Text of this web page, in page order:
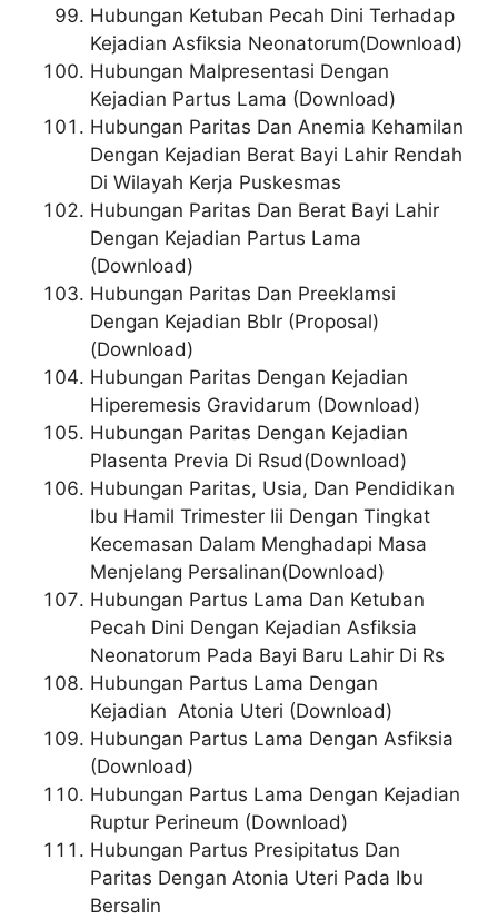
Hubungan Ketuban Pecah Dini Terhadap
Kejadian Asfiksia Neonatorum(Download)
Hubungan Malpresentasi Dengan
Kejadian Partus Lama (Download)
Hubungan Paritas Dan Anemia Kehamilan
Dengan Kejadian Berat Bayi Lahir Rendah
Di Wilayah Kerja Puskesmas
Hubungan Paritas Dan Berat Bayi Lahir
Dengan Kejadian Partus Lama
(Download)
Hubungan Paritas Dan Preeklamsi
Dengan Kejadian Bblr (Proposal)
(Download)
Hubungan Paritas Dengan Kejadian
Hiperemesis Gravidarum (Download)
Hubungan Paritas Dengan Kejadian
Plasenta Previa Di Rsud(Download)
Hubungan Paritas, Usia, Dan Pendidikan
Ibu Hamil Trimester Iii Dengan Tingkat
Kecemasan Dalam Menghadapi Masa
Menjelang Persalinan(Download)
Hubungan Partus Lama Dan Ketuban
Pecah Dini Dengan Kejadian Asfiksia
Neonatorum Pada Bayi Baru Lahir Di Rs
Hubungan Partus Lama Dengan
Kejadian Atonia Uteri (Download)
Hubungan Partus Lama Dengan Asfiksia
(Download)
Hubungan Partus Lama Dengan Kejadian
Ruptur Perineum (Download)
Hubungan Partus Presipitatus Dan
Paritas Dengan Atonia Uteri Pada Ibu
Bersalin